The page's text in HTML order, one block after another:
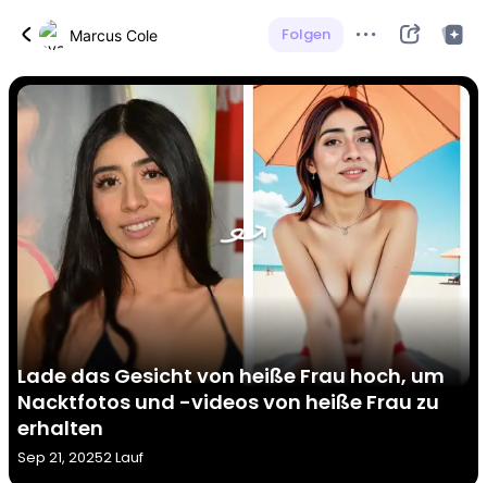
Marcus Cole Folgen
Lade das Gesicht von heiße Frau hoch, um
Nacktfotos und -videos von heiße Frau zu
erhalten
Sep 21, 20252 Lauf